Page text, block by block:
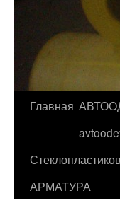
Перейти
содержимому
Главная
АРМАТУРА